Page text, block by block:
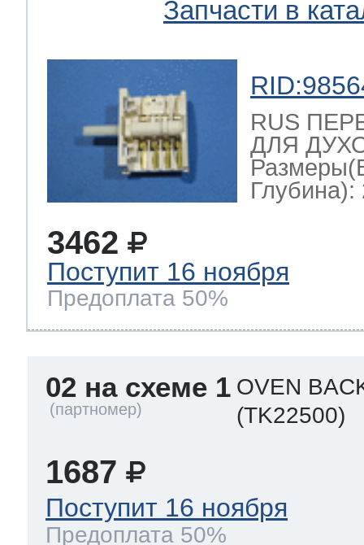
Запчасти в
RUS
ДЛЯ
Глубина):
3462
Поступит 16 ноября
Предоплата 50%
02 на схеме 1 OVEN
(TK22500)
1687
Поступит 16 ноября
Предоплата 50%